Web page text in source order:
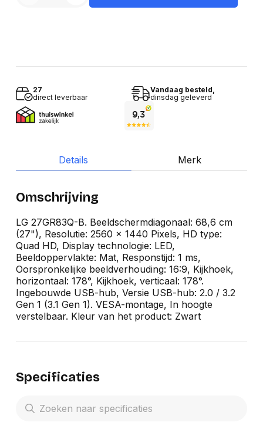
27
direct leverbaar
Vandaag besteld,
dinsdag geleverd
Details Merk
Omschrijving
LG 27GR83Q-B. Beeldschermdiagonaal: 68,6 cm
(27"), Resolutie: 2560 x 1440 Pixels, HD type:
Quad HD, Display technologie: LED,
Beeldoppervlakte: Mat, Responstijd: 1 ms,
Oorspronkelijke beeldverhouding: 16:9, Kijkhoek,
horizontaal: 178°, Kijkhoek, verticaal: 178°.
Ingebouwde USB-hub, Versie USB-hub: 2.0 / 3.2
Gen 1 (3.1 Gen 1). VESA-montage, In hoogte
verstelbaar. Kleur van het product: Zwart
Specificaties